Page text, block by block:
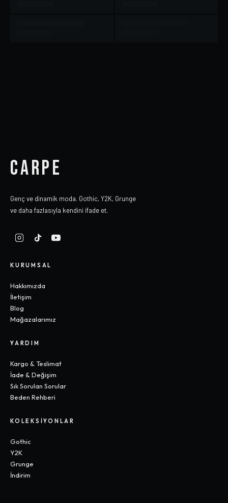
CARPE
Genç ve dinamik moda. Gothic, Y2K, Grunge
ve daha fazlasıyla kendini ifade et.
KURUMSAL
Hakkımızda
İletişim
Blog
Mağazalarımız
YARDIM
Kargo & Teslimat
İade & Değişim
Sık Sorulan Sorular
Beden Rehberi
KOLEKSIYONLAR
Gothic
Y2K
Grunge
İndirim